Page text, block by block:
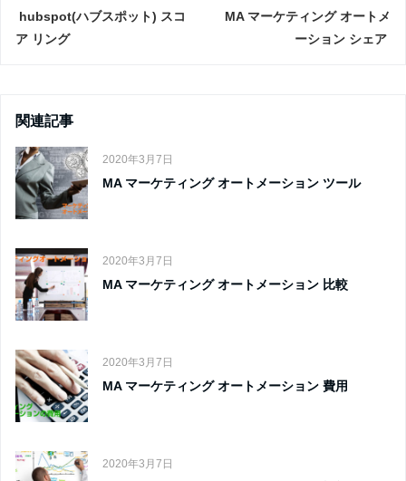
hubspot(ハブスポット) スコ
ア リング
MA マーケティング オートメ
ーション シェア
関連記事
2020年3月7日
MA マーケティング オートメーション ツール
2020年3月7日
MA マーケティング オートメーション 比較
2020年3月7日
MA マーケティング オートメーション 費用
2020年3月7日